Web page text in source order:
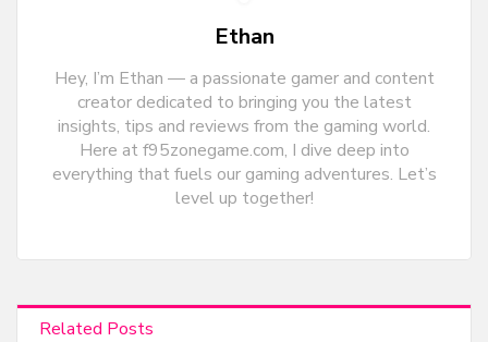
Ethan
Hey, I’m Ethan — a passionate gamer and content
creator dedicated to bringing you the latest
insights, tips and reviews from the gaming world.
Here at f95zonegame.com, I dive deep into
everything that fuels our gaming adventures. Let’s
level up together!
Related Posts